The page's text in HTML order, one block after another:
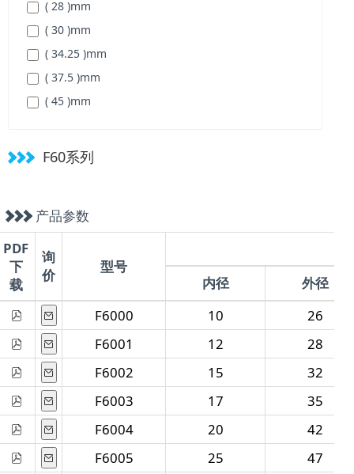
( 80 )mm
( 28 )mm
( 30 )mm
( 34.25 )mm
( 37.5 )mm
( 45 )mm
( 58.25 )mm
( 79 )mm
F60系列
产品参数
PDF
下
载
询
价
型号
内径
外径
F6000
10
26
F6001
12
28
F6002
15
32
F6003
17
35
F6004
20
42
F6005
25
47